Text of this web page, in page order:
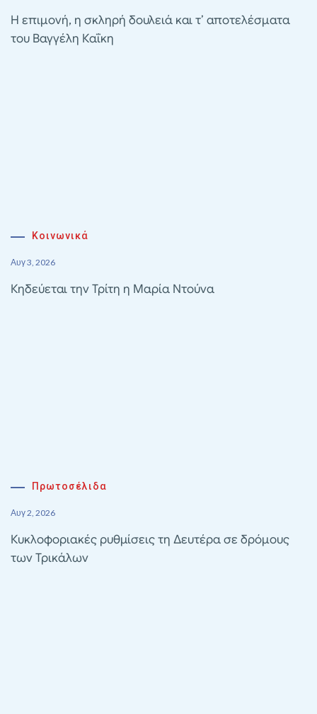
Η επιμονή, η σκληρή δουλειά και τ’ αποτελέσματα
του Βαγγέλη Καΐκη
Κοινωνικά
Αυγ 3, 2026
Κηδεύεται την Τρίτη η Μαρία Ντούνα
Πρωτοσέλιδα
Αυγ 2, 2026
Κυκλοφοριακές ρυθμίσεις τη Δευτέρα σε δρόμους
των Τρικάλων